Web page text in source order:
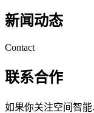
新闻动态
Contact
联系合作
如果你关注空间智